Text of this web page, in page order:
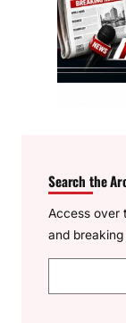
Search the
Access over
and
e